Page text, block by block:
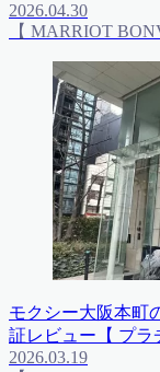
2026.04.30
【 MARRIOT
モクシー大阪本町
証レビュー【 プラ
2026.03.19